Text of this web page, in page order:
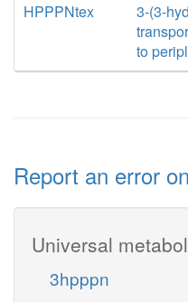
HPPPNtex
3-(3-
to
Report an error
Universal
3hpppn